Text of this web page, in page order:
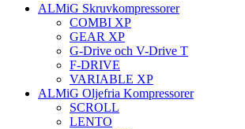
ALMiG Skruvkompressorer
COMBI XP
GEAR XP
G-Drive och V-Drive T
F-DRIVE
VARIABLE XP
ALMiG Oljefria Kompressorer
SCROLL
LENTO